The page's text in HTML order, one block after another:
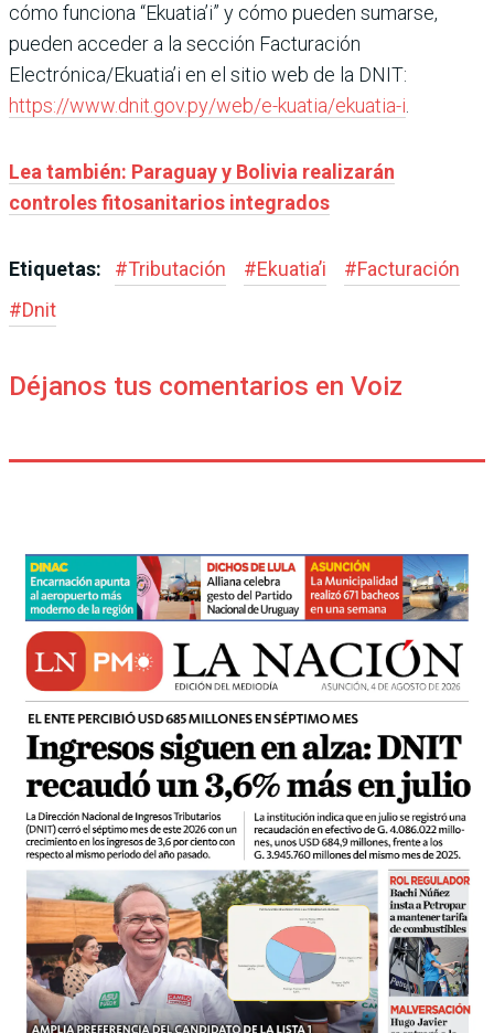
cómo funciona “Ekuatia’i” y cómo pueden sumarse,
pueden acceder a la sección Facturación
Electrónica/Ekuatia’i en el sitio web de la DNIT:
https://www.dnit.gov.py/web/e-kuatia/ekuatia-i
Lea también: Paraguay y Bolivia realizarán
controles fitosanitarios integrados
Etiquetas: #Tributación #Ekuatia’i #Facturación
#Dnit
Déjanos tus comentarios en Voiz